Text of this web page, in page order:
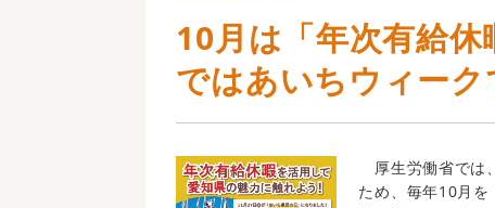
10月は「年次有給
ではあいちウィー
厚生労働省では
ため、毎年10月を